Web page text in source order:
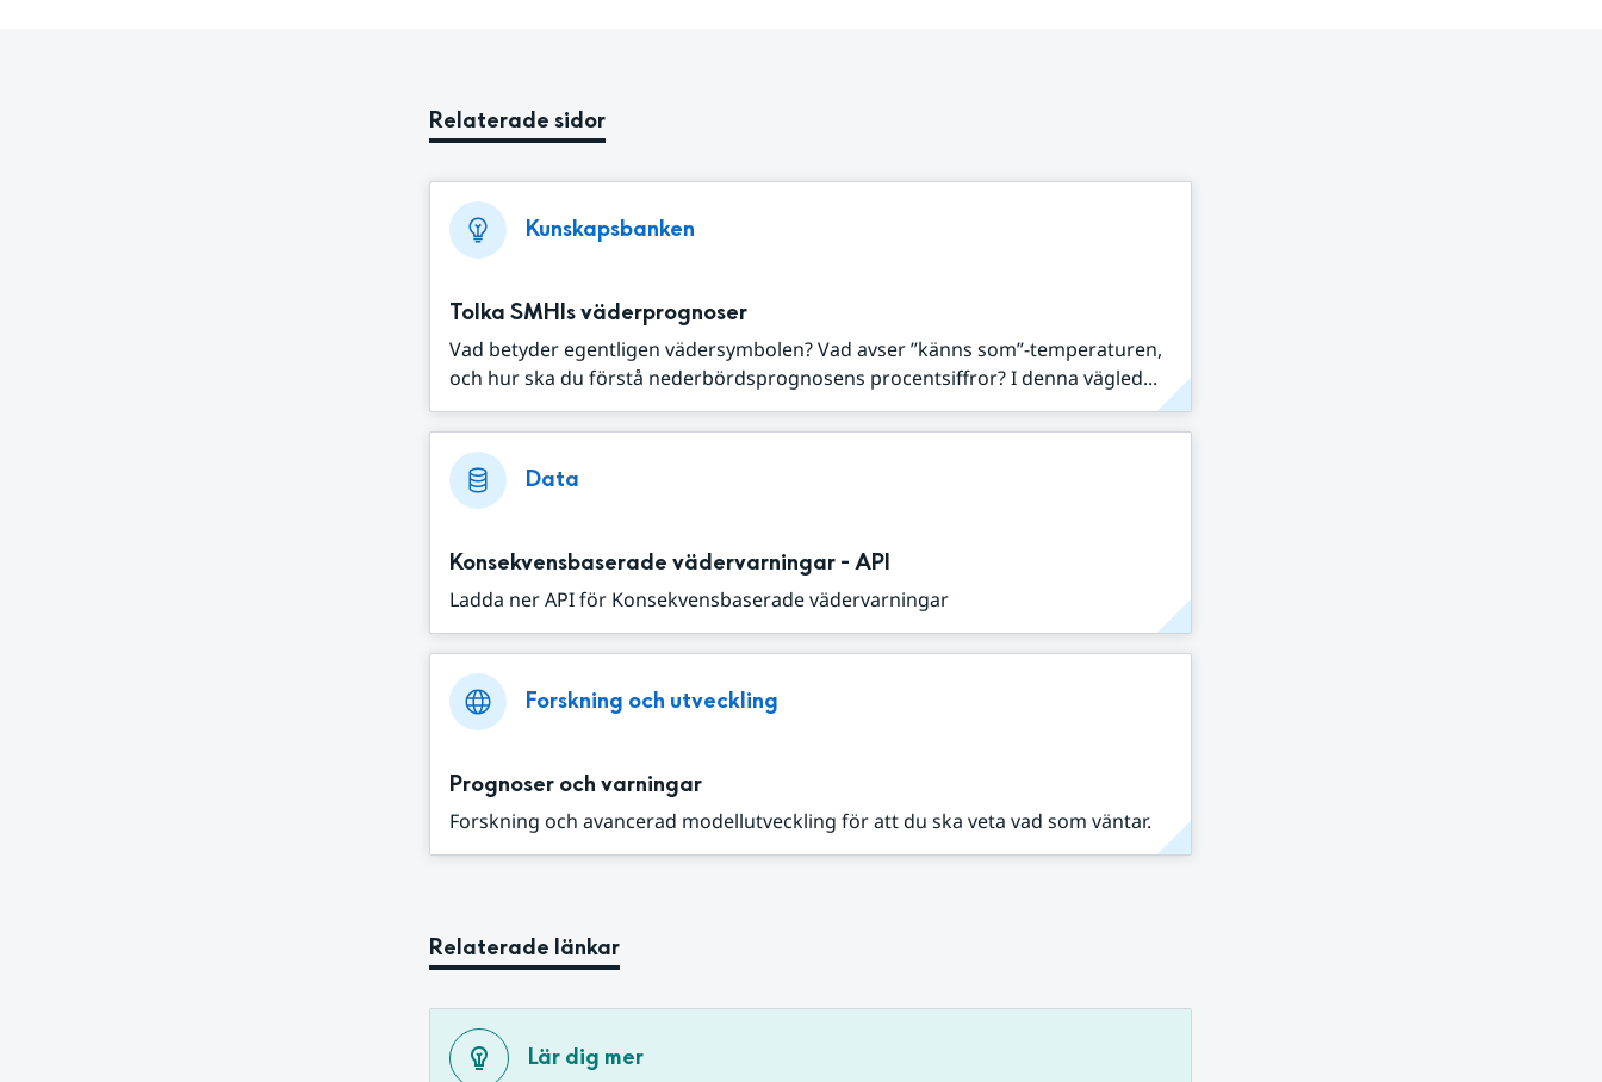
Relaterade sidor
Kunskapsbanken
Tolka SMHIs väderprognoser
Vad betyder egentligen vädersymbolen? Vad avser ”känns som”-temperaturen,
och hur ska du förstå nederbördsprognosens procentsiffror? I denna vägled...
Data
Konsekvensbaserade vädervarningar - API
Ladda ner API för Konsekvensbaserade vädervarningar
Forskning och utveckling
Prognoser och varningar
Forskning och avancerad modellutveckling för att du ska veta vad som väntar.
Relaterade länkar
Lär dig mer